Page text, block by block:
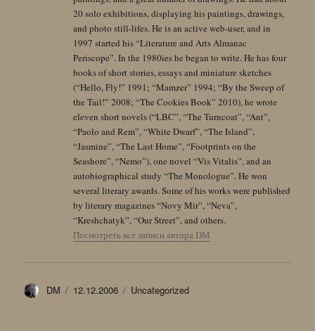
20 solo exhibitions, displaying his paintings, drawings,
and photo still-lifes. He is an active web-user, and in
1997 started his “Literature and Arts Almanac
Periscope”. In the 1980ies he began to write. He has four
books of short stories, essays and miniature sketches
(“Hello, Fly!” 1991; “Mamzer” 1994; “By the Sweep of
the Tail!” 2008; “The Cookies Book” 2010), he wrote
eleven short novels (“LBC”, “The Turncoat”, “Ant”,
“Paolo and Rem”, “White Dwarf”, “The Island”,
“Jasmine”, “The Last Home”, “Footprints on the
Seashore”, “Nemo”), one novel “Vis Vitalis”, and an
autobiographical study “The Monologue”. He won
several literary awards. Some of his works were published
by literary magazines “Novy Mir”, “Neva”,
“Kreshchatyk”, “Our Street”, and others.
Посмотреть все записи автора DM
Автор
DM Опубликовано
12.12.2006 Рубрики
Uncategorized